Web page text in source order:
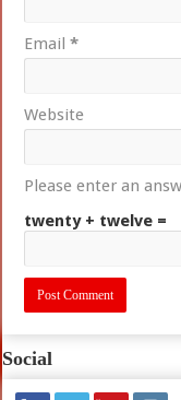
Email*
Website
Please enter an
twenty + twelve =
Social